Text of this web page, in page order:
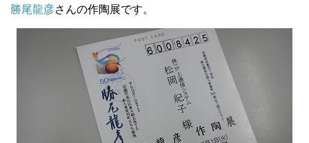
勝尾龍彦さんの作陶展です。